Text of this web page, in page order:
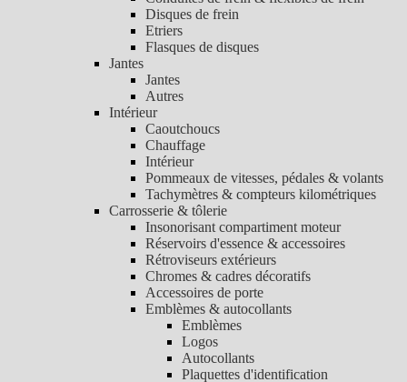
Disques de frein
Etriers
Flasques de disques
Jantes
Jantes
Autres
Intérieur
Caoutchoucs
Chauffage
Intérieur
Pommeaux de vitesses, pédales & volants
Tachymètres & compteurs kilométriques
Carrosserie & tôlerie
Insonorisant compartiment moteur
Réservoirs d'essence & accessoires
Rétroviseurs extérieurs
Chromes & cadres décoratifs
Accessoires de porte
Emblèmes & autocollants
Emblèmes
Logos
Autocollants
Plaquettes d'identification